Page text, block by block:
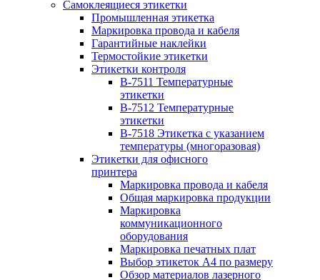
Самоклеящиеся этикетки
Промышленная этикетка
Маркировка провода и кабеля
Гарантийные наклейки
Термостойкие этикетки
Этикетки контроля
B-7511 Температурные
этикетки
B-7512 Температурные
этикетки
B-7518 Этикетка с указанием
температуры (многоразовая)
Этикетки для офисного
принтера
Маркировка провода и кабеля
Общая маркировка продукции
Маркировка
коммуникационного
оборудования
Маркировка печатных плат
Выбор этикеток А4 по размеру
Обзор материалов лазерного